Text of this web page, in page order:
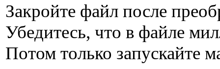
Закройте файл после
Убедитесь, что в файле
Потом только запускайте